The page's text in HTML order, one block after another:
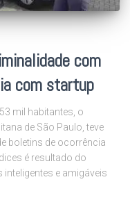
com
com startup
mil habitantes, o
de São Paulo, teve
boletins de ocorrência
é resultado do
e amigáveis